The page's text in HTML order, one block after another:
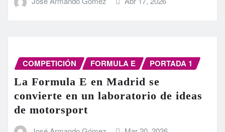
COMPETICIÓN FORMULA E PORTADA 1
La Formula E en Madrid se
convierte en un laboratorio de ideas
de motorsport